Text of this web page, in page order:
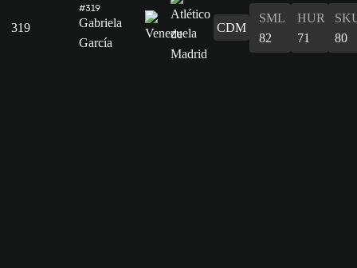
319
#319
Gabriela
García
CDM
SML
82
HUR
71
80